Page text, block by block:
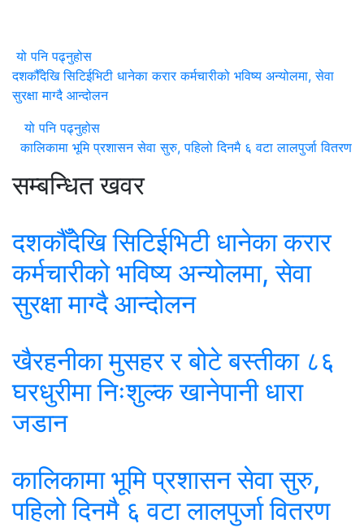
यो पनि पढ्नुहोस
दशकौँदेखि सिटिईभिटी धानेका करार कर्मचारीको भविष्य अन्योलमा, सेवा
सुरक्षा माग्दै आन्दोलन
यो पनि पढ्नुहोस
कालिकामा भूमि प्रशासन सेवा सुरु, पहिलो दिनमै ६ वटा लालपुर्जा वितरण
सम्बन्धित खवर
दशकौँदेखि सिटिईभिटी धानेका करार
कर्मचारीको भविष्य अन्योलमा, सेवा
सुरक्षा माग्दै आन्दोलन
खैरहनीका मुसहर र बोटे बस्तीका ८६
घरधुरीमा निःशुल्क खानेपानी धारा
जडान
कालिकामा भूमि प्रशासन सेवा सुरु,
पहिलो दिनमै ६ वटा लालपुर्जा वितरण